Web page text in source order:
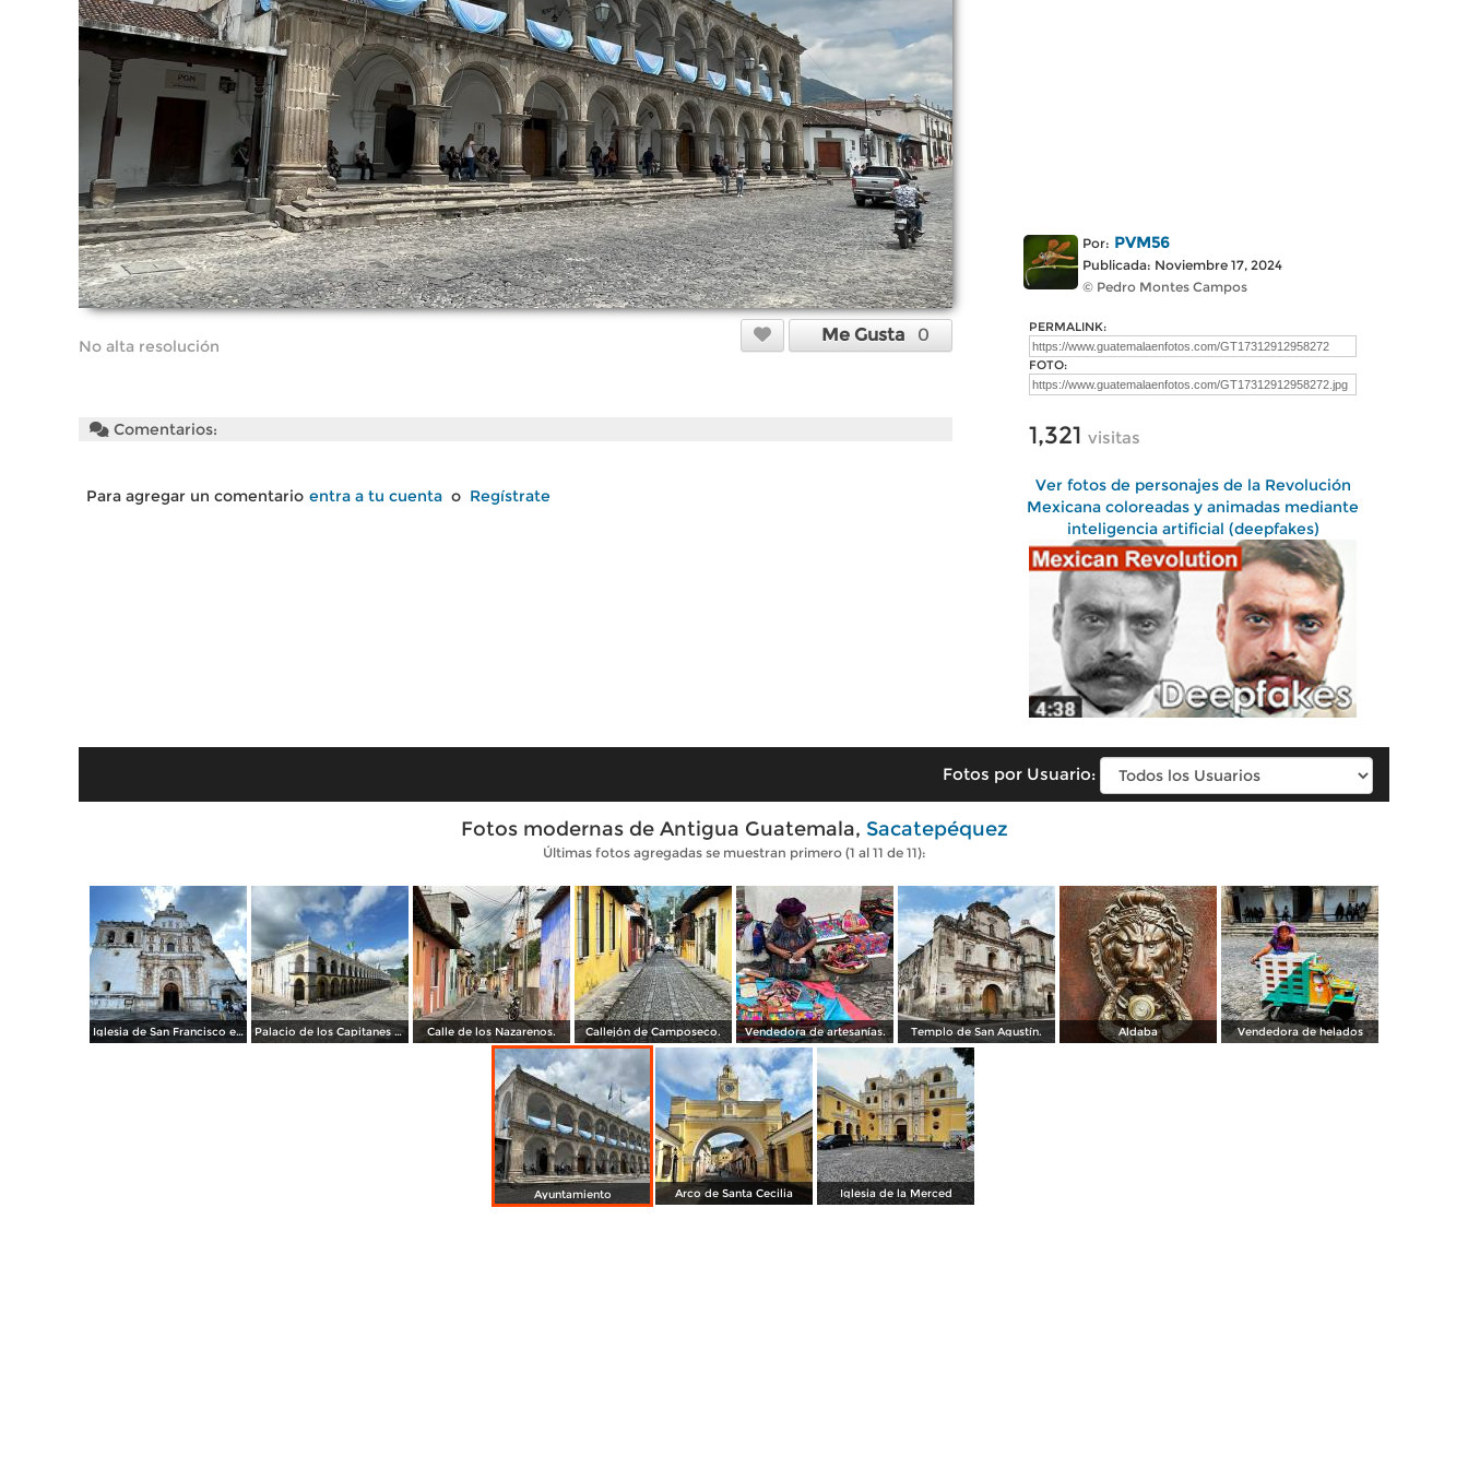
No alta resolución
Me Gusta 0
Comentarios:
Para agregar un comentario entra a tu cuenta o Regístrate
Por: PVM56
Publicada: Noviembre 17, 2024
© Pedro Montes Campos
PERMALINK:
FOTO:
1,321 visitas
Ver fotos de personajes de la Revolución
Mexicana coloreadas y animadas mediante
inteligencia artificial (deepfakes)
Fotos por Usuario:
Fotos modernas de Antigua Guatemala, Sacatepéquez
Últimas fotos agregadas se muestran primero (1 al 11 de 11):
Iglesia de San Francisco el Grande. Palacio de los Capitanes Generales. Calle de los Nazarenos. Callejón de Camposeco. Vendedora de artesanías. Templo de San Agustín. Aldaba Vendedora de helados
Ayuntamiento Arco de Santa Cecilia Iglesia de la Merced